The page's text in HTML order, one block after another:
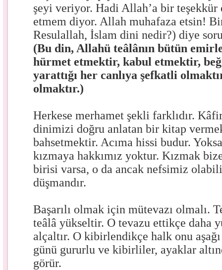
şeyi veriyor. Hadi Allah’a bir teşekkür
etmem diyor. Allah muhafaza etsin!
Resulallah, İslam dini nedir?) diye
(Bu din, Allahü teâlânın bütün
hürmet etmektir, kabul etmektir,
yarattığı her canlıya şefkatli
olmaktır.)
Herkese merhamet şekli farklıdır.
dinimizi doğru anlatan bir kitap
bahsetmektir. Acıma hissi budur.
kızmaya hakkımız yoktur. Kızmak
birisi varsa, o da ancak nefsimiz
düşmandır.
Başarılı olmak için mütevazı olmalı.
teâlâ yükseltir. O tevazu ettikçe daha
alçaltır. O kibirlendikçe halk onu
günü gururlu ve kibirliler, ayaklar
görür.